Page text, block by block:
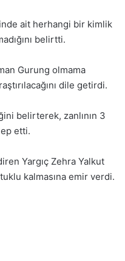
ait herhangi bir kimlik
belirtti.
Gurung olmama
dile getirdi.
belirterek, zanlının 3
etti.
Yargıç Zehra Yalkut
kalmasına emir verdi.